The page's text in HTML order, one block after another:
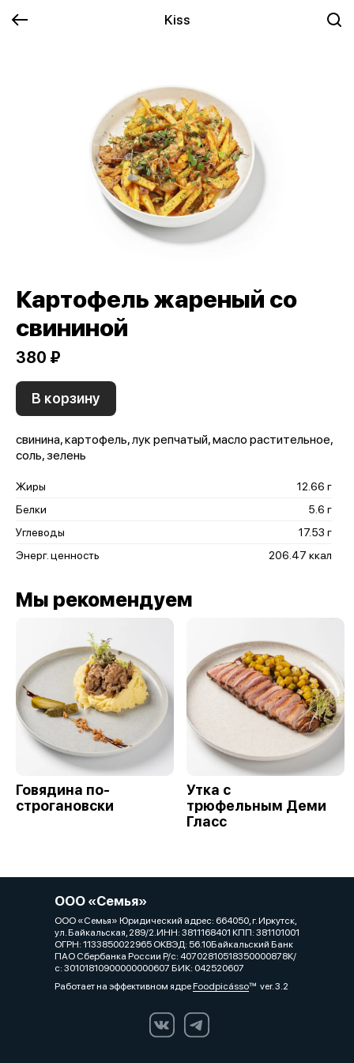
Kiss
Картофель жареный со
свининой
380 ₽
В корзину
свинина, картофель, лук репчатый, масло растительное,
соль, зелень
Жиры
12.66 г
Белки
5.6 г
Углеводы
17.53 г
Энерг. ценность
206.47 ккал
Мы рекомендуем
Говядина по-
строгановски
Утка с
трюфельным Деми
Гласс
ООО «Семья»
ООО «Семья» Юридический адрес: 664050, г. Иркутск,
ул. Байкальская, 289/2.ИНН: 3811168401 КПП: 381101001
ОГРН: 1133850022965 ОКВЭД: 56.10Байкальский Банк
ПАО Сбербанка России Р/с: 40702810518350000878К/
с: 30101810900000000607 БИК: 042520607
Работает на эффективном ядреFoodpicássover. 3.2